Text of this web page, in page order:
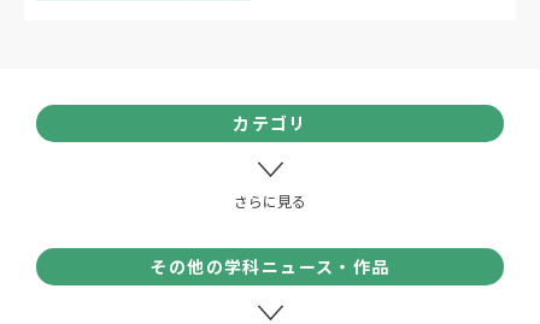
カテゴリ
その他の学科ニュース・作品